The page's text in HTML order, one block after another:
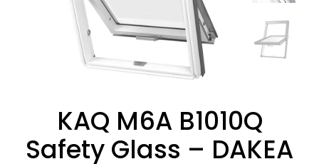
KAQ M6A B1010Q
Safety Glass – DAKEA